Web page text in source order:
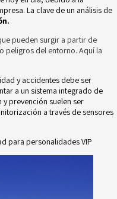
La clave de un análisis de
pueden surgir a partir de
peligros del entorno. Aquí la
y accidentes debe ser
a un sistema integrado de
prevención suelen ser
a través de sensores
para personalidades VIP